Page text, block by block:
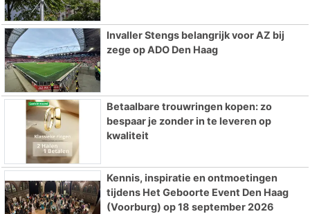
Invaller Stengs belangrijk voor AZ bij
zege op ADO Den Haag
Betaalbare trouwringen kopen: zo
bespaar je zonder in te leveren op
kwaliteit
Kennis, inspiratie en ontmoetingen
tijdens Het Geboorte Event Den Haag
(Voorburg) op 18 september 2026